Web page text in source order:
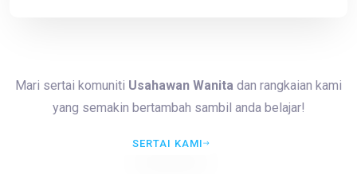
Mari sertai komuniti Usahawan Wanita dan rangkaian kami
yang semakin bertambah sambil anda belajar!
SERTAI KAMI